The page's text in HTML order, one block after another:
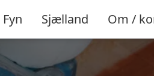
Fyn Sjælland Om /